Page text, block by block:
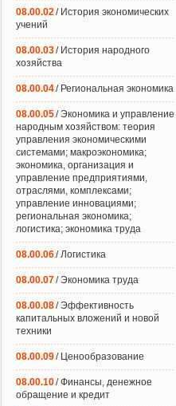
08.00.02/ История экономических
учений
08.00.03/ История народного
хозяйства
08.00.04/ Региональная экономика
08.00.05/ Экономика и управление
народным хозяйством: теория
управления экономическими
системами; макроэкономика;
экономика, организация и
управление предприятиями,
отраслями, комплексами;
управление инновациями;
региональная экономика;
логистика; экономика труда
08.00.06/ Логистика
08.00.07/ Экономика труда
08.00.08/ Эффективность
капитальных вложений и новой
техники
08.00.09/ Ценообразование
08.00.10/ Финансы, денежное
обращение и кредит